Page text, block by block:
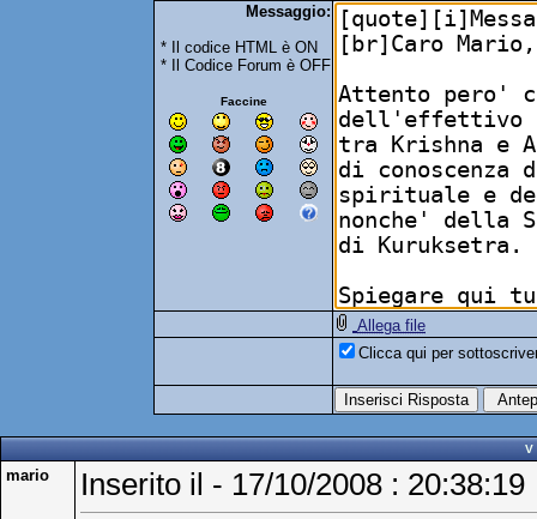
Messaggio:
* Il codice HTML è ON
* Il Codice Forum è OFF
Faccine
Allega file
Clicca qui per
V
mario Inserito il - 17/10/2008 : 20:38:19